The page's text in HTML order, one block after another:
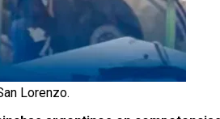
Lorenzo.